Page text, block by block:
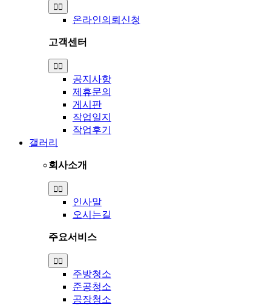
Toggle
Navigation
온라인의뢰신청
고객센터
Toggle
Navigation
공지사항
제휴문의
게시판
작업일지
작업후기
갤러리
회사소개
Toggle
Navigation
인사말
오시는길
주요서비스
Toggle
Navigation
주방청소
준공청소
공장청소